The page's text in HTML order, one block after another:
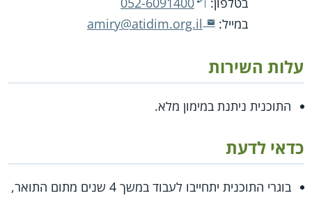
במייל:
amiry@atidim.org.il
עלות השירות
התוכנית ניתנת במימון מלא.
כדאי לדעת
בוגרי התוכנית יתחייבו לעבוד במשך 4 שנים מתום התואר,